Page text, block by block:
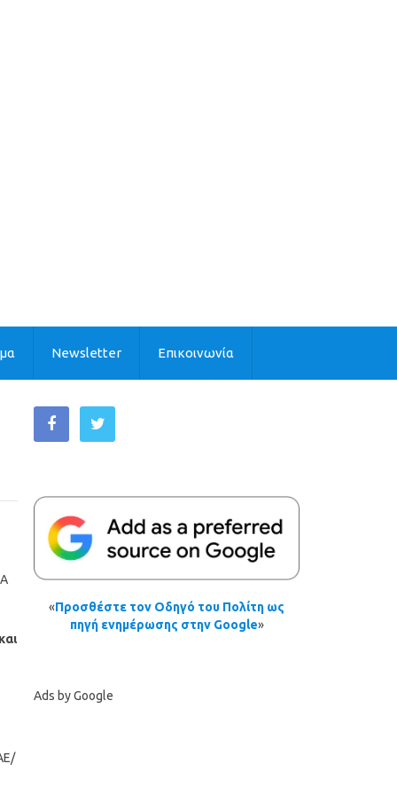
Newsletter Επικοινωνία
«Προσθέστε τον Οδηγό του Πολίτη ως
πηγή ενημέρωσης στην Google»
Ads by Google